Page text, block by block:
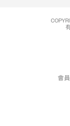
會